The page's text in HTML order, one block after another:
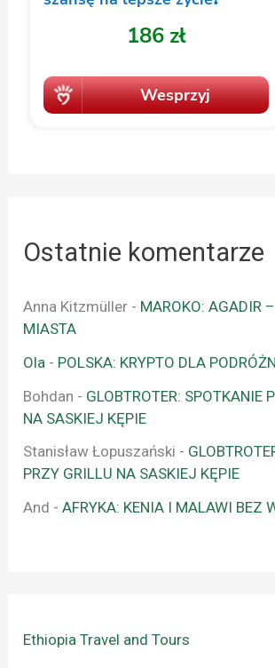
Ostatnie komentarze
Anna Kitzmüller - MAROKO: AGADIR
MIASTA
Ola - POLSKA: KRYPTO DLA
Bohdan - GLOBTROTER: SPOTKANIE
NA SASKIEJ KĘPIE
Stanisław Łopuszański -
PRZY GRILLU NA SASKIEJ KĘPIE
And -AFRYKA: KENIA I MALAWI BEZ
Ethiopia Travel and Tours